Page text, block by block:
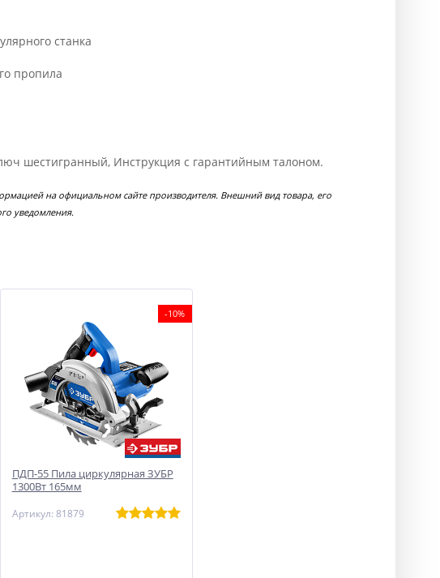
станка
пропила
шестигранный, Инструкция с гарантийным талоном.
на официальном сайте производителя. Внешний вид товара, его
уведомления.
-10%
ПДП-55 Пила циркулярная ЗУБР
1300Вт 165мм
Артикул: 81879